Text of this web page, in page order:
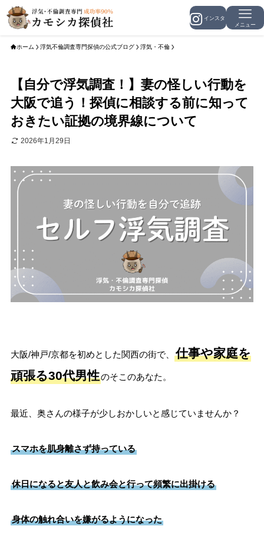
メニュー
ホーム 浮気不倫調査専門探偵の公式ブログ 浮気・不倫
【自分で浮気調査！】妻の怪しい行動を
大阪で追う！探偵に相談する前に知って
おきたい証拠の境界線について
2026年1月29日
大阪/神戸/京都を初めとした関西の街で、
仕事や家庭を
頑張る30代男性のそこのあなた。
最近、奥さんの様子が少しおかしいと感じていませんか？
スマホを肌身離さず持っている
休日になると友人と飲み会と行って頻繁に出掛ける
身体の触れ合いを嫌がるようになった